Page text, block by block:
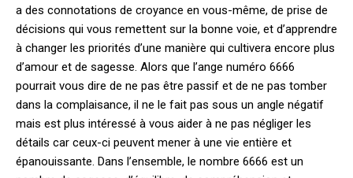
a des connotations de croyance en vous-même, de prise de
décisions qui vous remettent sur la bonne voie, et d’apprendre
à changer les priorités d’une manière qui cultivera encore plus
d’amour et de sagesse. Alors que l’ange numéro 6666
pourrait vous dire de ne pas être passif et de ne pas tomber
dans la complaisance, il ne le fait pas sous un angle négatif
mais est plus intéressé à vous aider à ne pas négliger les
détails car ceux-ci peuvent mener à une vie entière et
épanouissante. Dans l’ensemble, le nombre 6666 est un